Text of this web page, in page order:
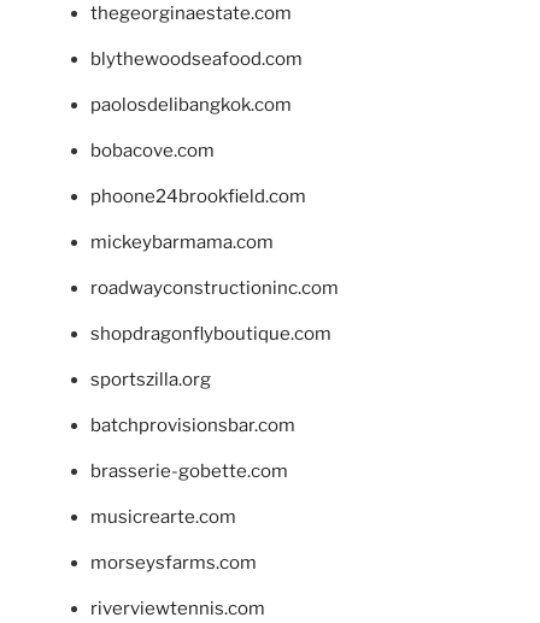
thegeorginaestate.com
blythewoodseafood.com
paolosdelibangkok.com
bobacove.com
phoone24brookfield.com
mickeybarmama.com
roadwayconstructioninc.com
shopdragonflyboutique.com
sportszilla.org
batchprovisionsbar.com
brasserie-gobette.com
musicrearte.com
morseysfarms.com
riverviewtennis.com